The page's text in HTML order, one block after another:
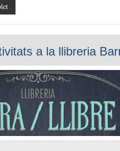
a la llibreria